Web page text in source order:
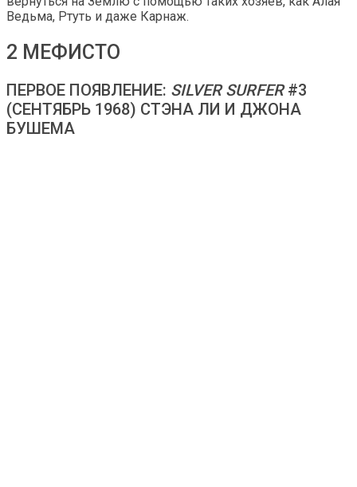
Ведьма, Ртуть и даже Карнаж.
2 МЕФИСТО
ПЕРВОЕ ПОЯВЛЕНИЕ: SILVER SURFER#3
(СЕНТЯБРЬ 1968) СТЭНА ЛИ И ДЖОНА
БУШЕМА